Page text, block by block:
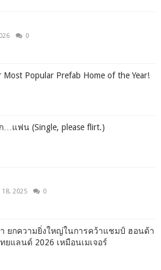
0
Most Popular Prefab Home of the Year!
…แฟน (Single, please flirt.)
2025 0
ยกความยิ่งใหญ่ในการคว้าแชมป์ ฮอนด้า
ยแลนด์ 2026 เหมือนเมเจอร์